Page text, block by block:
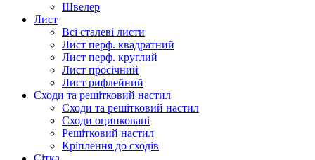
Швелер
Лист
Всі сталеві листи
Лист перф. квадратний
Лист перф. круглий
Лист просічний
Лист рифлейний
Сходи та решітковий настил
Сходи та решітковий настил
Сходи оцинковані
Решітковий настил
Кріплення до сходів